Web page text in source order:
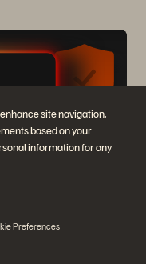
site navigation,
based on your
information for any
Preferences
om te zien wat